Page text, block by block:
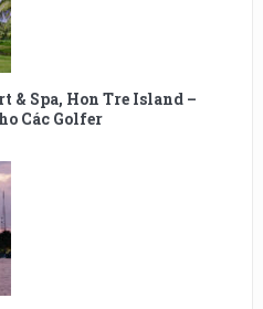
& Spa, Hon Tre Island –
Các Golfer